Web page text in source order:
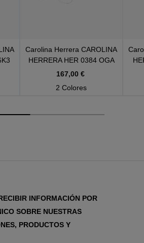
Carolina Herrera CAROLINA
HERRERA HER 0384 OGA
167,00 €
2 Colores
INFORMACIÓN POR
SOBRE NUESTRAS
PRODUCTOS Y